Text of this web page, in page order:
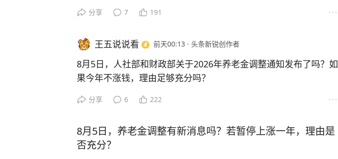
如设定物价与工资增速的加权阈值，达标后自动启动调整，未达标
体倾斜资源。
第二，死刑包括死缓。死刑可以分成两小类，一是立即执行，二是
同时不适用立即执行和死缓，所以当“梅姨”超过75岁的时候，最严
厉的刑事处罚可能只是无期徒刑了。
当然，第49条对“75岁不适用死刑”做了例外规定，犯罪嫌疑人以特
别残忍手段致人死亡的，哪怕审判时年龄在75岁以上也能判死刑。
是，即便有受害者因拐卖而丧生，只要不是“梅姨”使用了特别残忍
的手段就不能套例外规定。
今年城镇职工基本养老金调整节奏明显异于往年，截至8月仍未等
会不会就此中断。
但从当前多项现实条件来看，今年养老金仍有继续上调的可能性。
年5月下发、2024年6月落地、2025年7月公布，按这个顺延节奏，
其次，《社会保险法》明确养老金调整需参考职工平均工资涨幅，
分享 7 191
王五说说看 前天00:13 · 头条新锐创作者
8月5日，人社部和财政部关于2026年养老金调整通知发布了吗？如
果今年不涨钱，理由足够充分吗？
进入2026年8月，养老金调整的走向成为广大退休人员关注的核
城镇职工养老金调整通知，延续21年的连涨纪录大概率将暂停，且
越往后发布通知的可能性越低。
分享 6 222
8月5日，养老金调整有新消息吗？若暂停上涨一年，理由是
否充分？